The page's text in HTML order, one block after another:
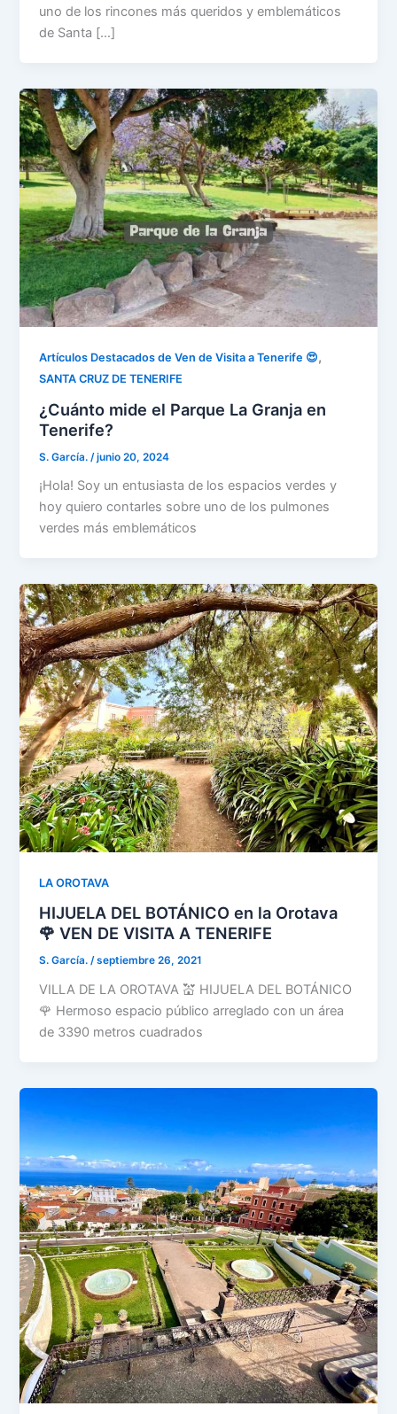
uno de los rincones más queridos y emblemáticos
de Santa […]
Artículos Destacados de Ven de Visita a Tenerife 😍,
SANTA CRUZ DE TENERIFE
¿Cuánto mide el Parque La Granja en
Tenerife?
S. García. /junio 20, 2024
¡Hola! Soy un entusiasta de los espacios verdes y
hoy quiero contarles sobre uno de los pulmones
verdes más emblemáticos
LA OROTAVA
HIJUELA DEL BOTÁNICO en la Orotava
🌹 VEN DE VISITA A TENERIFE
S. García./septiembre 26, 2021
VILLA DE LA OROTAVA 💒 HIJUELA DEL BOTÁNICO
🌹 Hermoso espacio público arreglado con un área
de 3390 metros cuadrados